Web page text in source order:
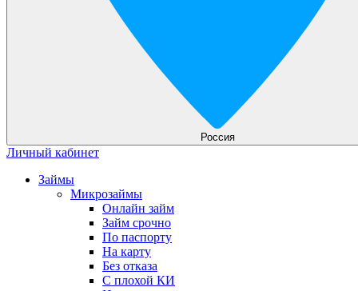
Россия
Личный кабинет
Займы
Микрозаймы
Онлайн займ
Займ срочно
По паспорту
На карту
Без отказа
С плохой КИ